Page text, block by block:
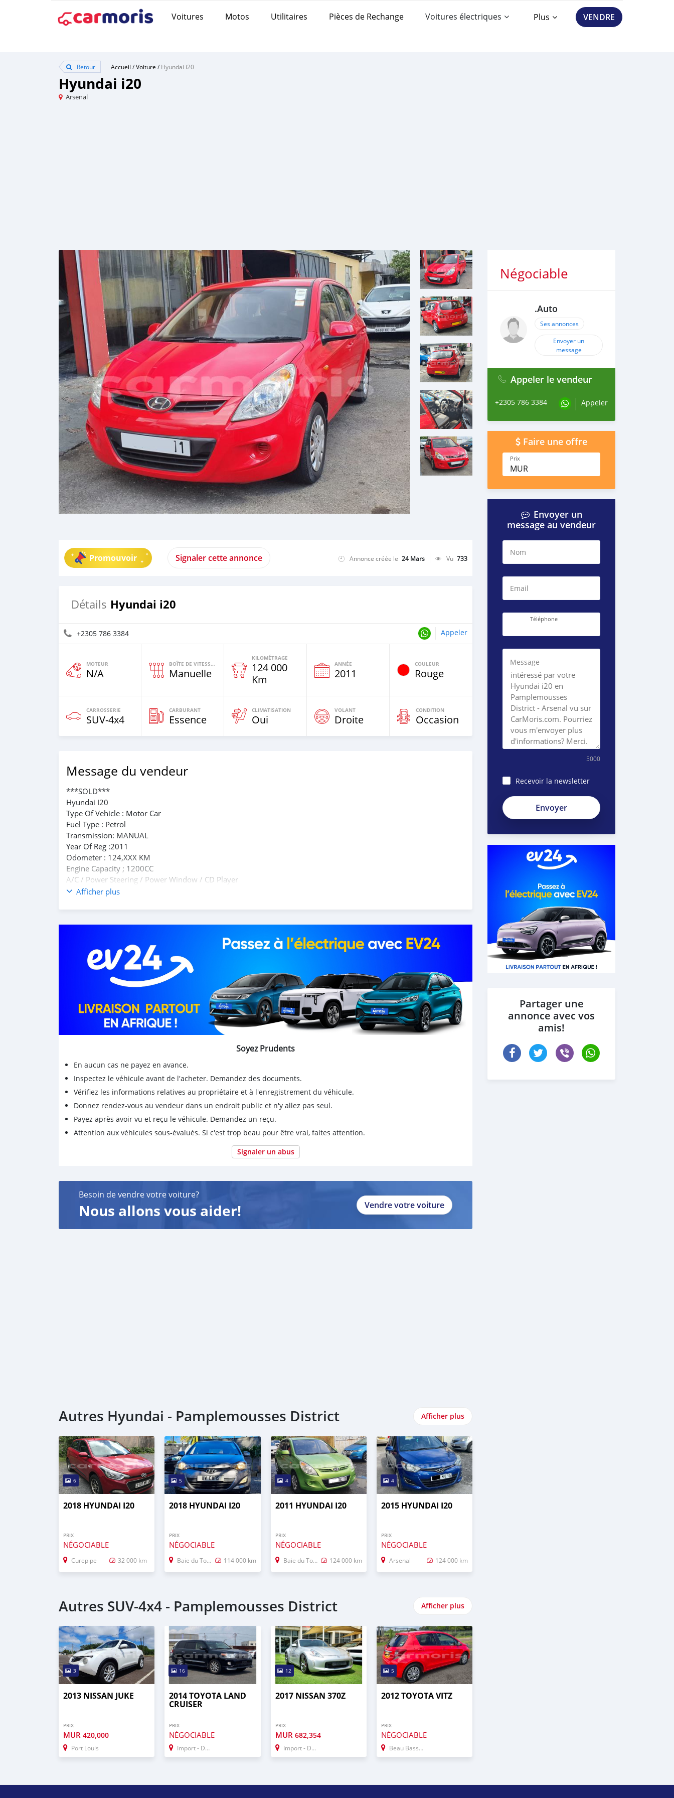
Voitures Motos Utilitaires Pièces de Rechange Voitures électriques Plus VENDRE
Retour Accueil /Voiture /Hyundai i20
Hyundai i20
Arsenal
Promouvoir Signaler cette annonce Annonce créée le 24 Mars Vu 733
Détails Hyundai i20
+2305 786 3384 Appeler
MOTEUR
N/A
BOÎTE DE VITESSES
Manuelle
KILOMÉTRAGE
124 000
Km
ANNÉE
2011
COULEUR
Rouge
CARROSSERIE
SUV‒4x4
CARBURANT
Essence
CLIMATISATION
Oui
VOLANT
Droite
CONDITION
Occasion
Message du vendeur
***SOLD***
Hyundai I20
Type Of Vehicle : Motor Car
Fuel Type : Petrol
Transmission: MANUAL
Year Of Reg :2011
Odometer : 124,XXX KM
Engine Capacity ; 1200CC
A/C / Power Steering / Power Window / CD Player
FOR MORE QUERIES , KINDLY CONTACT US ON 57940050 / 57863384 OR VISIT US IN OUR SHOWROOM
Afficher plus
Soyez Prudents
En aucun cas ne payez en avance.
Inspectez le véhicule avant de l'acheter. Demandez des documents.
Vérifiez les informations relatives au propriétaire et à l'enregistrement du véhicule.
Donnez rendez-vous au vendeur dans un endroit public et n'y allez pas seul.
Payez après avoir vu et reçu le véhicule. Demandez un reçu.
Attention aux véhicules sous-évalués. Si c'est trop beau pour être vrai, faites attention.
Signaler un abus
Besoin de vendre votre voiture?
Nous allons vous aider! Vendre votre voiture
Autres Hyundai - Pamplemousses District Afficher plus
6
2018 HYUNDAI I20
PRIX
NÉGOCIABLE
Curepipe 32 000 km
5
2018 HYUNDAI I20
PRIX
NÉGOCIABLE
Baie du Tombeau 114 000 km
4
2011 HYUNDAI I20
PRIX
NÉGOCIABLE
Baie du Tombeau 124 000 km
4
2015 HYUNDAI I20
PRIX
NÉGOCIABLE
Arsenal 124 000 km
Autres SUV‒4x4 - Pamplemousses District Afficher plus
3
2013 NISSAN JUKE
PRIX
MUR 420,000
Port Louis
16
2014 TOYOTA LAND
CRUISER
PRIX
NÉGOCIABLE
Import - Dubai
12
2017 NISSAN 370Z
PRIX
MUR 682,354
Import - Dubai
5
2012 TOYOTA VITZ
PRIX
NÉGOCIABLE
Beau Bassin–Rose Hill
Négociable
.Auto
Ses annonces
Envoyer un
message
Appeler le vendeur
+2305 786 3384 Appeler
Faire une offre
Prix
MUR
Envoyer un
message au vendeur
Nom
Email
Téléphone
Message
5000
Recevoir la newsletter
Partager une
annonce avec vos
amis!